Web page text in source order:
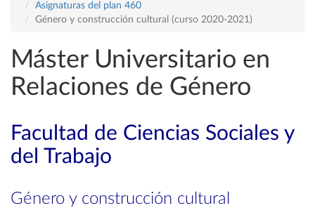
Asignaturas del plan 460
Género y construcción cultural (curso 2020-2021)
Máster Universitario en
Relaciones de Género
Facultad de Ciencias Sociales y
del Trabajo
Género y construcción cultural